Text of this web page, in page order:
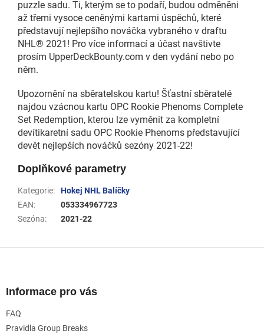
puzzle sadu. Ti, kterým se to podaří, budou odměněni
až třemi vysoce ceněnými kartami úspěchů, které
představují nejlepšího nováčka vybraného v draftu
NHL® 2021! Pro více informací a účast navštivte
prosím UpperDeckBounty.com v den vydání nebo po
něm.
Upozornění na sběratelskou kartu! Šťastní sběratelé
najdou vzácnou kartu OPC Rookie Phenoms Complete
Set Redemption, kterou lze vyměnit za kompletní
devítikaretní sadu OPC Rookie Phenoms představující
devět nejlepších nováčků sezóny 2021-22!
Doplňkové parametry
Kategorie:
Hokej NHL Balíčky
EAN:
053334967723
Sezóna: 2021-22
Informace pro vás
FAQ
Pravidla Group Breaks